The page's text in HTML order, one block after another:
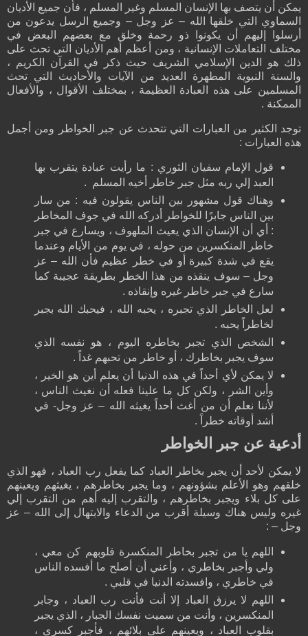
يمكن أن يتصف بها الإنسان المسلم وغير المسلم ، فأن جميع الأديان
السماوي التي خلقها الله – عز وجل – وجميع الرسل يدعون من
أرسلوا إليهم أن يكونوا ذو رحمة وخلق مع بعضهم البعض في
مختلف التعاملات الإنسانية ، ومن أعظم أهم الأديان التي تحث على
ذلك هو الدين الإسلامي الشريف حيث ذكر في القرآن الكريم ،
والسنة النبوية المطهرة العديد من الآيات والأحاديث التي تحث
المسلمين على هذه العبادة العظيمة ، بمختلف الأقوال ، والأفعال
الممكنة .
توجد الكثير من العبارات التي تتحدث عن جبر الخواطر ومن أجمل
هذه العبارات :
قول الإمام سفيان الثوري : ما رأيت عبادة يتقرب بها
العبد إلي ربه مثل جبر خاطر أخيه المسلم .
وهناك قول مشهور بين الناس يقولون فيه : من سار
بين الناس جابرًا للخواطر أدركه الله في جوف المخاطر
: أي أن الإنسان الذي يعيث الملهوف ، ويسارع في جبر
خاطر المنكسرين من حوله ، في يوم من الأيام وعندما
يقع في شدة كبيرة أو في خطر عظيم فأن الله – عز
وجل – سوف ينقذه من هذا الخطر بطريقة عجيبة كما
سارع في جبر خاطر غيره وإنقاذه .
لعل الخاطر الذي تجبره ، يحبه الله ، فيحبك الله بجبر
لخاطراً يحبه .
الشخص الذي تجبر بخاطره اليوم ، هو نفسه الذي
سوف يجبر بخاطرك ، أو خاطر من تحبهم غداً .
لا يمكن لأي أحداً في هذه الدنيا أن يعلم أين هو الخير ،
وأين الشر ، ولكن كل ما علينا فعله أن نغيث الناس ،
لأننا نعلم أن من أغث أحداً يغيثه الله – عز وجل- في
أشد أوقاته خطراً .
أدعية عن جبر الخواطر
لا يمكن لأحد أن يجبر بخاطر العباد كما يفعل رب العباد ، فهو الذي
خلقهم وهو الأعلم بشؤونهم ، وما يجبر بخاطرهم ، يغيثهم ويعينهم
على كل بلاء ويجبر بخاطرهم ، والتقرب إليه أهم من التقرب إلي
غيره وليس هناك وسيلة أقرب من الدعاء والابتهال إلى الله – عز
وجل – :
اللهم يا من تجبر بخاطر المنكسرة قلوبهم كن معي ،
ولي وأجبر بخاطري ، وأعني أن أصلح ما أفسده الناس
في خاطري ، وافسدته الدنيا في قلبي .
اللهم لا يرزق العباد إلا أنت فأنت رب العباد ، وجابر
المنكسرين ، وأنت من سميت نفسك الجبار ، الذي يجبر
بقلوب العباد ، ويعينهم على بلائهم ، فأجبر كسري ،